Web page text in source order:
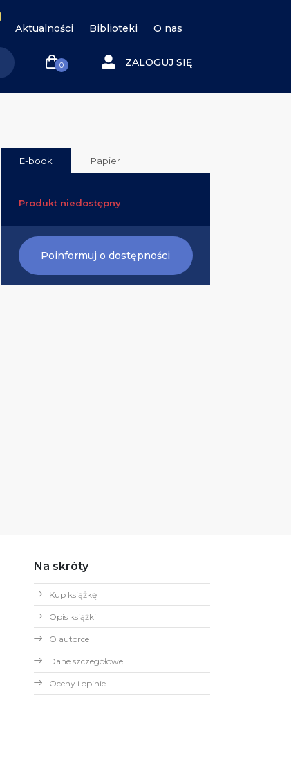
Aktualności Biblioteki O nas
0 ZALOGUJ SIĘ
E-book Papier
Produkt niedostępny
Poinformuj o dostępności
Na skróty
Kup książkę
Opis książki
O autorce
Dane szczegółowe
Oceny i opinie